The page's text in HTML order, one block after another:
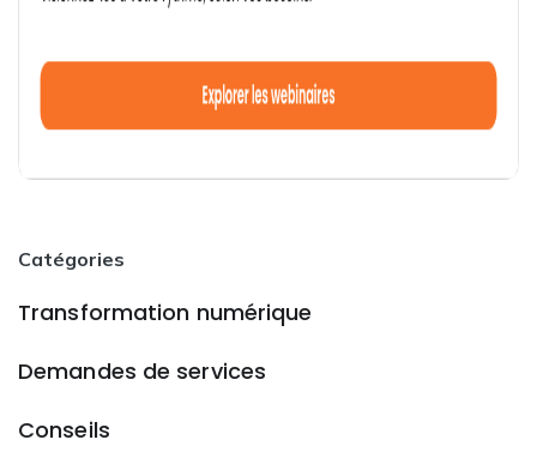
Catégories
Transformation numérique
Demandes de services
Conseils